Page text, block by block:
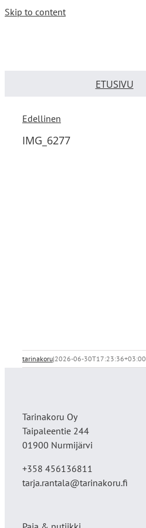
Skip to content
ETUSIVU
Edellinen
IMG_6277
tarinakoru|2026-06-30T17:23:36+03:00
Tarinakoru Oy
Taipaleentie 244
01900 Nurmijärvi
+358 456136811
tarja.rantala@tarinakoru.fi